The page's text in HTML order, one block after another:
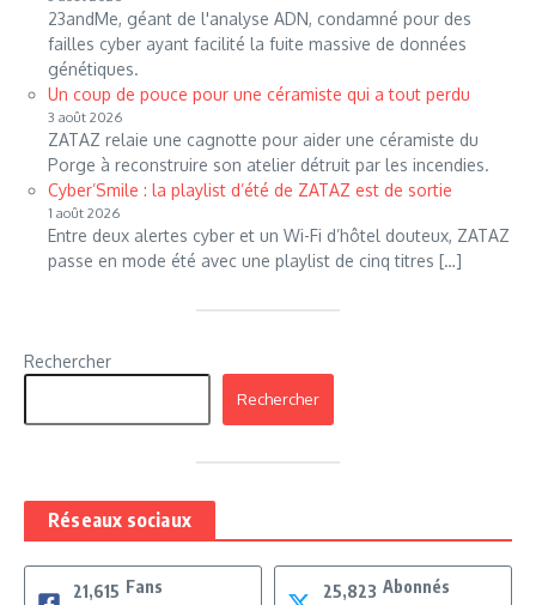
23andMe, géant de l'analyse ADN, condamné pour des
failles cyber ayant facilité la fuite massive de données
génétiques.
Un coup de pouce pour une céramiste qui a tout perdu
3 août 2026
ZATAZ relaie une cagnotte pour aider une céramiste du
Porge à reconstruire son atelier détruit par les incendies.
Cyber’Smile : la playlist d’été de ZATAZ est de sortie
1 août 2026
Entre deux alertes cyber et un Wi-Fi d’hôtel douteux, ZATAZ
passe en mode été avec une playlist de cinq titres […]
Rechercher
Rechercher
Réseaux sociaux
21,615 Fans
25,823 Abonnés